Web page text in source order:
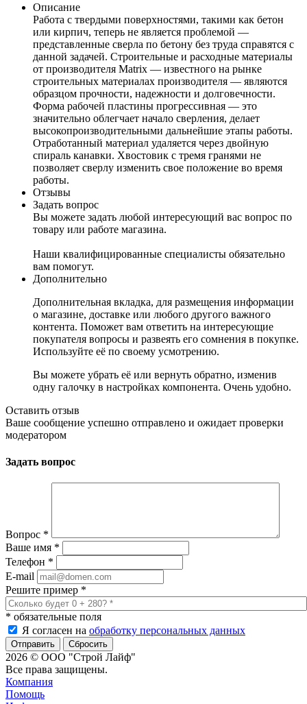
Описание
Работа с твердыми поверхностями, такими как бетон
или кирпич, теперь не является проблемой —
представленные сверла по бетону без труда справятся с
данной задачей. Строительные и расходные материалы
от производителя Matrix — известного на рынке
строительных материалах производителя — являются
образцом прочности, надежности и долговечности.
Форма рабочей пластины прогрессивная — это
значительно облегчает начало сверления, делает
высокопроизводительными дальнейшие этапы работы.
Отработанный материал удаляется через двойную
спираль канавки. Хвостовик с тремя гранями не
позволяет сверлу изменить свое положение во время
работы.
Отзывы
Задать вопрос
Вы можете задать любой интересующий вас вопрос по
товару или работе магазина.
Наши квалифицированные специалисты обязательно
вам помогут.
Дополнительно
Дополнительная вкладка, для размещения информации
о магазине, доставке или любого другого важного
контента. Поможет вам ответить на интересующие
покупателя вопросы и развеять его сомнения в покупке.
Используйте её по своему усмотрению.
Вы можете убрать её или вернуть обратно, изменив
одну галочку в настройках компонента. Очень удобно.
Оставить отзыв
Ваше сообщение успешно отправлено и ожидает проверки
модератором
Задать вопрос
Вопрос *
Ваше имя *
Телефон *
E-mail
Решите пример *
* обязательные поля
Я согласен на обработку персональных данных
Сбросить
2026 © ООО "Строй Лайф"
Все права защищены.
Компания
Помощь